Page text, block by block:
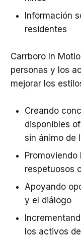
Información
residentes
Carrboro In
personas y los
mejorar los
Creando
disponibles
sin ánimo de
respetuosos
Apoyando
y el diálogo
los activos